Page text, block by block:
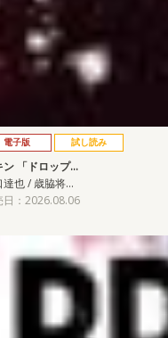
電子版 試し読み
ン 「ドロップ…
達也 / 歳脇将…
日：2026.08.06